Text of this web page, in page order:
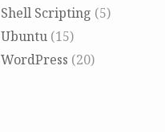
Shell Scripting (5)
Ubuntu(15)
WordPress (20)